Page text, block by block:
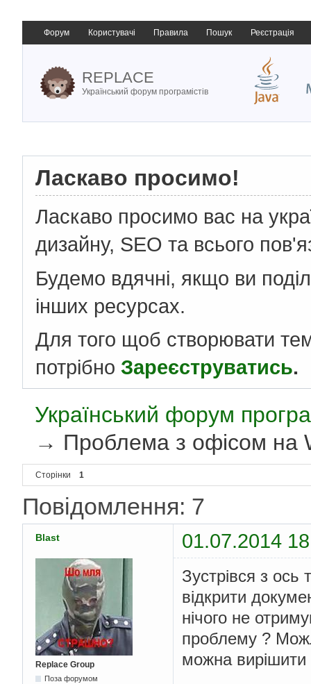
Форум Користувачі Правила Пошук Реєстрація
REPLACE
Український форум програмістів
Ласкаво просимо!
Ласкаво просимо вас на
дизайну, SEO та всього
Будемо вдячні, якщо ви
інших ресурсах.
Для того щоб створювати
потрібно Зареєструватись.
Український форум
→ Проблема з офісом на
Сторінки 1
Повідомлення: 7
Blast 01.07.2014
Replace Group
Поза форумом
Зустрівся з
відкрити
нічого не
проблему ?
можна